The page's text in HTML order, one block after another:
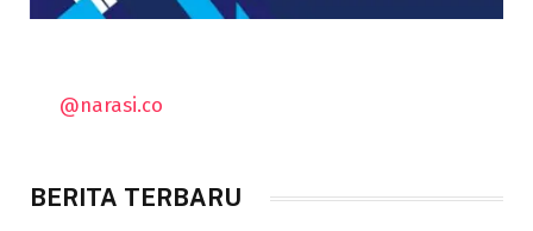
@narasi.co
BERITA TERBARU